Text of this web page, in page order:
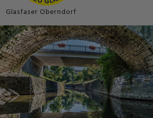
Glasfaser Oberndorf